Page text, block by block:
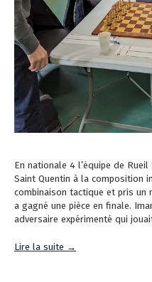
En nationale 4 l’équipe de
Saint Quentin à la composition
combinaison tactique et pris un
a gagné une pièce en finale.
adversaire expérimenté qui
Lire la suite →